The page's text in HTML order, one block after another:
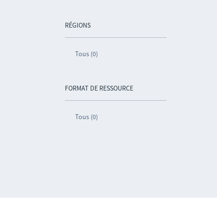
RÉGIONS
Tous (0)
FORMAT DE RESSOURCE
Tous (0)